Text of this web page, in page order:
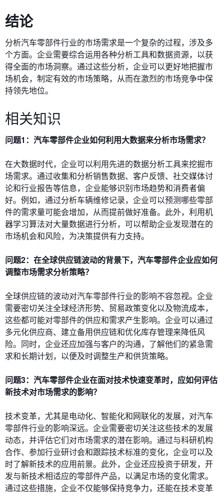
结论
分析汽车零部件行业的市场需求是一个复杂的过程，涉及多
个方面。企业需要综合运用各种分析工具和数据资源，以获
得全面的市场洞察。通过这些分析，企业可以更好地把握市
场机会，制定有效的市场策略，从而在激烈的市场竞争中保
持领先地位。
相关知识
问题1：汽车零部件企业如何利用大数据来分析市场需求？
在大数据时代，企业可以利用先进的数据分析工具来挖掘市
场需求。通过收集和分析销售数据、客户反馈、社交媒体讨
论和行业报告等信息，企业能够识别市场趋势和消费者偏
好。例如，通过分析车辆维修记录，企业可以预测哪些零部
件的需求量可能会增加，从而提前做好准备。此外，利用机
器学习算法对大量数据进行分析，可以帮助企业发现潜在的
市场机会和风险，为决策提供有力支持。
问题2：在全球供应链波动的背景下，汽车零部件企业应如何
调整市场需求分析策略？
全球供应链的波动对汽车零部件行业的影响不容忽视。企业
需要密切关注全球经济形势、贸易政策变化以及物流成本，
这些都可能对零部件的供应和需求产生影响。企业可以通过
多元化供应商、建立备用供应链和优化库存管理来降低风
险。同时，企业还应加强与客户的沟通，了解他们的紧急需
求和长期计划，以便及时调整生产和供货策略。
问题3：汽车零部件企业在面对技术快速变革时，应如何评估
新技术对市场需求的影响？
技术变革，尤其是电动化、智能化和网联化的发展，对汽车
零部件行业的影响深远。企业需要密切关注这些技术的发展
动态，并评估它们对市场需求的潜在影响。通过与科研机构
合作、参加行业研讨会和跟踪技术标准的变化，企业可以及
时了解新技术的应用前景。此外，企业还应投资于研发，开
发与新技术相适应的零部件产品，以满足市场的变化需求。
通过这些措施，企业不仅能够保持竞争力，还能在技术变革